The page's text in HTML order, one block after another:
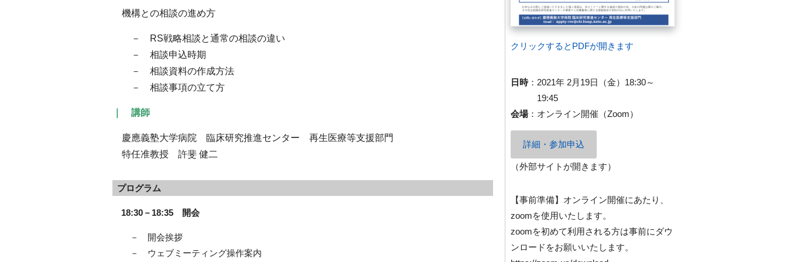
機構との相談の進め方
－ RS戦略相談と通常の相談の違い
－ 相談申込時期
－ 相談資料の作成方法
－ 相談事項の立て方
｜ 講師
慶應義塾大学病院 臨床研究推進センター 再生医療等支援部門
特任准教授 許斐 健二
プログラム
18:30－18:35 開会
－ 開会挨拶
－ ウェブミーティング操作案内
クリックするとPDFが開きます
日時： 2021年 2月19日（金）18:30～
19:45
会場： オンライン開催（Zoom）
詳細・参加申込
（外部サイトが開きます）
【事前準備】オンライン開催にあたり、
zoomを使用いたします。
zoomを初めて利用される方は事前にダウ
ンロードをお願いいたします。